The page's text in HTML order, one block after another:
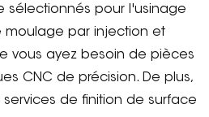
sélectionnés pour l'usinage
moulage par injection et
vous ayez besoin de pièces
CNC de précision. De plus,
de finition de surface